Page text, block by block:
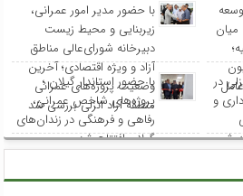
با حضور مدیر امور عمرانی،
زیربنایی و محیط زیست
دبیرخانه شورای‌عالی مناطق
آزاد و ویژه اقتصادی؛ آخرین
وضعیت پروژه‌های عمرانی
منطقه آزاد انزلی بررسی شد
در
و
شهر
با حضور استاندار گیلان ؛
پروژه‌های شاخص عمرانی،
رفاهی و فرهنگی در زندان‌های
گیلان افتتاح شد